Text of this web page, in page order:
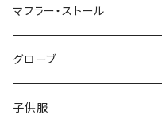
50/XL～
48/L
50/XL～
46/M
48/L
50/XL～
～44/S
46/M
48/L
マフラー・ストール
グローブ
子供服